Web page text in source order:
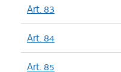
Art. 83
Art. 84
Art. 85